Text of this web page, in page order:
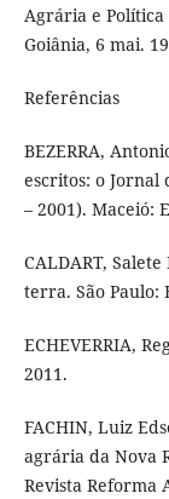
Agrária e Política
Goiânia, 6 mai.
Referências
BEZERRA,
escritos: o Jornal
– 2001). Maceió:
CALDART,
terra. São Paulo:
ECHEVERRIA,
2011.
FACHIN, Luiz
agrária da Nova
Revista Reforma